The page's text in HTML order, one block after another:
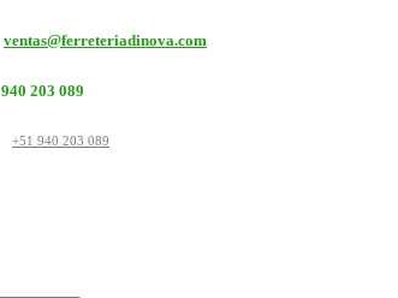
ventas@ferreteriadinova.com
940 203 089
+51 940 203 089